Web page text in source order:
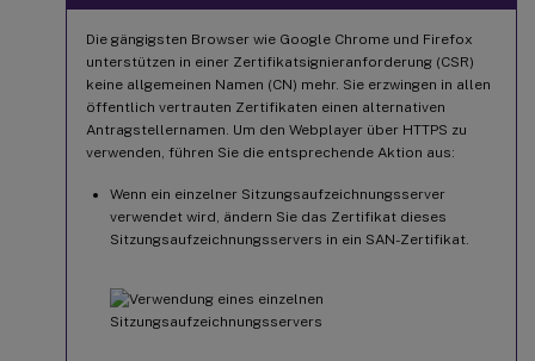
Die gängigsten Browser wie Google Chrome und Firefox
unterstützen in einer Zertifikatsignieranforderung (CSR)
keine allgemeinen Namen (CN) mehr. Sie erzwingen in allen
öffentlich vertrauten Zertifikaten einen alternativen
Antragstellernamen. Um den Webplayer über HTTPS zu
verwenden, führen Sie die entsprechende Aktion aus:
Wenn ein einzelner Sitzungsaufzeichnungsserver
verwendet wird, ändern Sie das Zertifikat dieses
Sitzungsaufzeichnungsservers in ein SAN-Zertifikat.